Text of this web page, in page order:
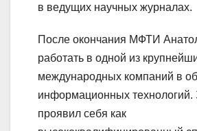
в ведущих научных журналах.
После окончания МФТИ
работать в одной из
международных компаний в
информационных технологий.
проявил себя как